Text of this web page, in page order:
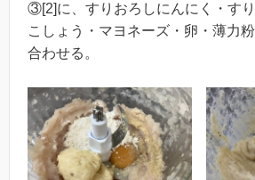
③[2]に、すりおろしにんにく・す
こしょう・マヨネーズ・卵・薄力
合わせる。